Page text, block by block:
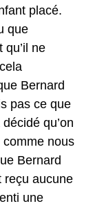
placé.
que
qu’il ne
Bernard
pas ce que
qu’on
nous
Bernard
reçu aucune
une